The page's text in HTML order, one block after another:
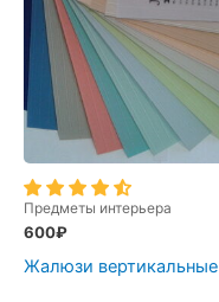
Предметы интерьера
600₽
Жалюзи вертикальные